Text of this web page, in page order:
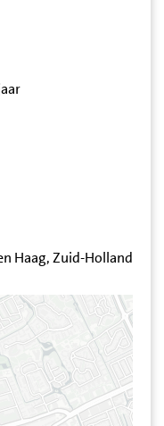
Haag, Zuid-Holland